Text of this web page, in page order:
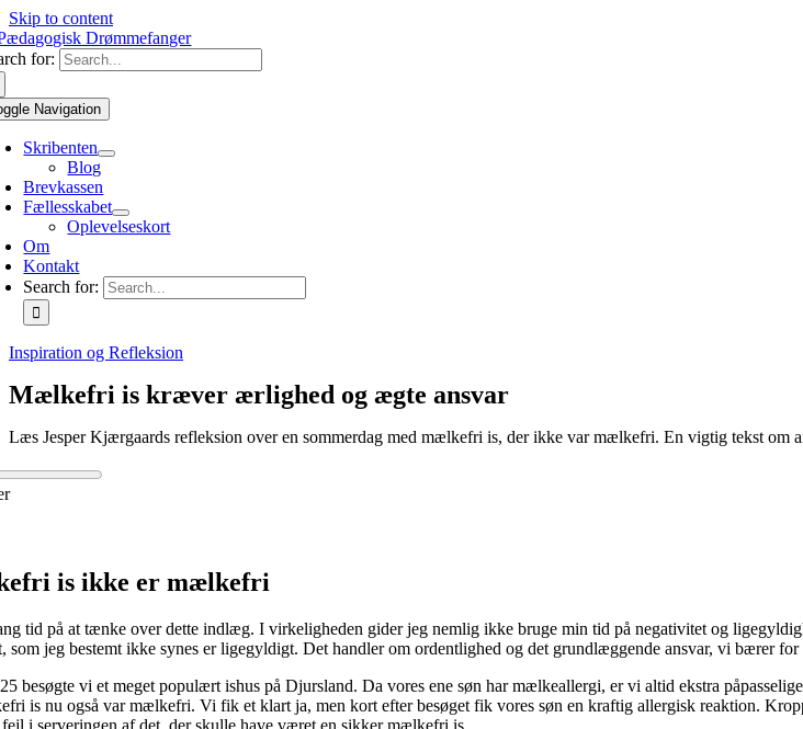
Skip to content
for:
Navigation
Skribenten
Blog
Brevkassen
Fællesskabet
Oplevelseskort
Om
Kontakt
Search for:
Inspiration og Refleksion
Mælkefri is kræver ærlighed og ægte ansvar
Læs Jesper Kjærgaards refleksion over en sommerdag med mælkefri is, der ikke var mælkefri. En vigtig tekst om
is ikke er mælkefri
tid på at tænke over dette indlæg. I virkeligheden gider jeg nemlig ikke bruge min tid på negativitet og
som jeg bestemt ikke synes er ligegyldigt. Det handler om ordentlighed og det grundlæggende ansvar, vi bærer for
besøgte vi et meget populært ishus på Djursland. Da vores ene søn har mælkeallergi, er vi altid ekstra
is nu også var mælkefri. Vi fik et klart ja, men kort efter besøget fik vores søn en kraftig allergisk reaktion.
fejl i serveringen af det, der skulle have været en sikker mælkefri is.